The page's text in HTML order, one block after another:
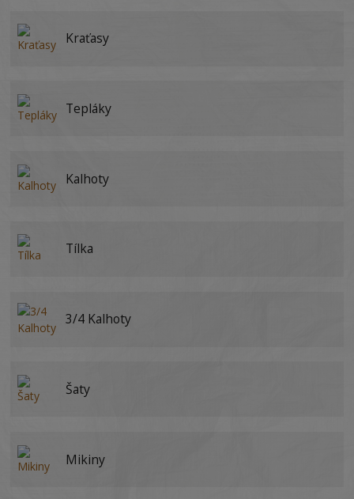
Kraťasy
Tepláky
Kalhoty
Tílka
3/4 Kalhoty
Šaty
Mikiny